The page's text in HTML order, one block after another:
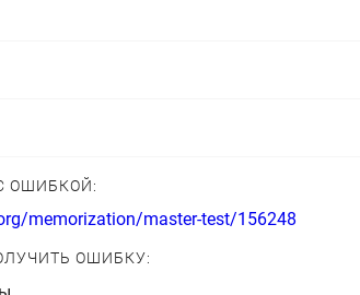
ОШИБКОЙ:
memorization/master-test/156248
ОШИБКУ: